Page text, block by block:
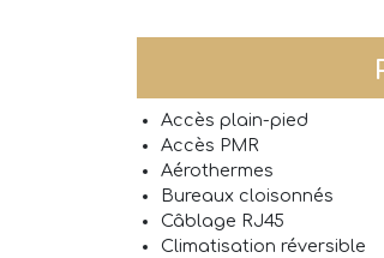
Accès plain-pied
Accès PMR
Aérothermes
Bureaux cloisonnés
Câblage RJ45
Climatisation réversible